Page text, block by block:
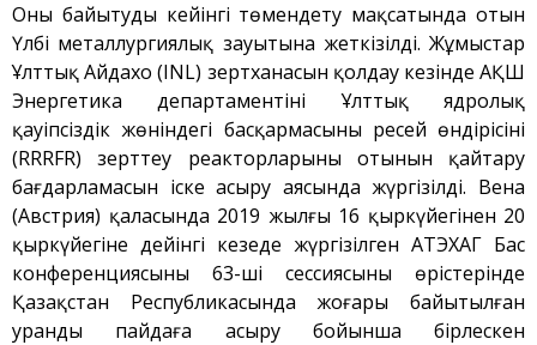
ВЧГ-135 стенді
Плазмалық-шоқты
қондырғысы бар стенд
Кешендер
Жұмыстардың бағыты
Атом энергетикасын
дамыту
Термоядролық
зерттеуілері
Ядролық нысанның
мониторингі
Оны байытуды кейінгі төмендету мақсатында отын
Үлбі металлургиялық зауытына жеткізілді. Жұмыстар
Ұлттық Айдахо (INL) зертханасын қолдау кезінде АҚШ
Энергетика департаментінің Ұлттық ядролық
қауіпсіздік жөніндегі басқармасының ресей өндірісінің
(RRRFR) зерттеу реакторларының отынын қайтару
бағдарламасын іске асыру аясында жүргізілді. Вена
(Австрия) қаласында 2019 жылғы 16 қыркүйегінен 20
қыркүйегіне дейінгі кезеңде жүргізілген АТЭХАГ Бас
конференциясының 63-ші сессиясының өрістерінде
Қазақстан Республикасында жоғары байытылған
уранды пайдаға асыру бойынша бірлескен